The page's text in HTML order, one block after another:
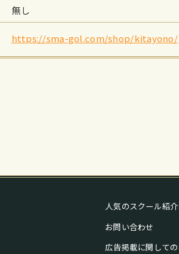
無し
https://sma-gol.com/shop/kitayono/
人気のスクール紹
お問い合わせ
広告掲載に関して